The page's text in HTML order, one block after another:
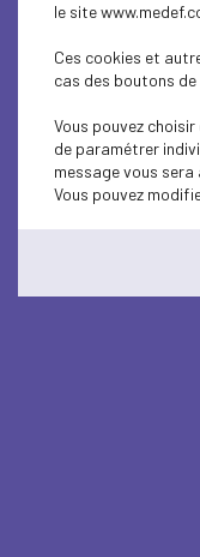
le site
Ces cookies et
cas des boutons
Vous pouvez
de paramétrer
message vous sera
Vous pouvez